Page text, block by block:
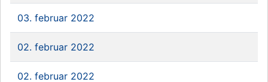
03. februar 2022
02. februar 2022
02. februar 2022